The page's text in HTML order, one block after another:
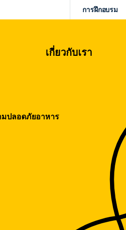
เกี่ยวกับเรา
การฝึกอบรม
มปลอดภัยอาหาร